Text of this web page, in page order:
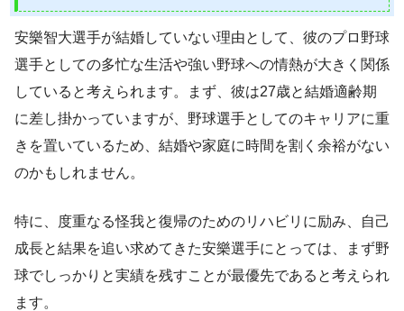
安樂智大選手が結婚していない理由として、彼のプロ野球
選手としての多忙な生活や強い野球への情熱が大きく関係
していると考えられます。まず、彼は27歳と結婚適齢期
に差し掛かっていますが、野球選手としてのキャリアに重
きを置いているため、結婚や家庭に時間を割く余裕がない
のかもしれません。
特に、度重なる怪我と復帰のためのリハビリに励み、自己
成長と結果を追い求めてきた安樂選手にとっては、まず野
球でしっかりと実績を残すことが最優先であると考えられ
ます。